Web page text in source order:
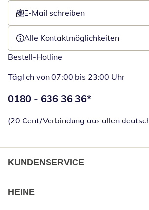
E-Mail schreiben
Öffnet E-Mail-Client
Alle Kontaktmöglichkeiten
Bestell-Hotline
Täglich von 07:00 bis 23:00 Uhr
Telefonnummer:
0180 - 636 36 36*
(20 Cent/Verbindung aus allen
KUNDENSERVICE
HEINE